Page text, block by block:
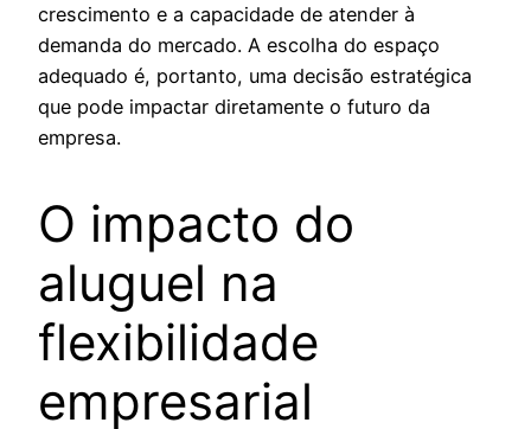
crescimento e a capacidade de atender à
demanda do mercado. A escolha do espaço
adequado é, portanto, uma decisão estratégica
que pode impactar diretamente o futuro da
empresa.
O impacto do
aluguel na
flexibilidade
empresarial